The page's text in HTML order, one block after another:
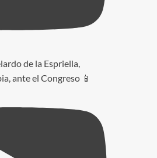
de la Espriella,
ante el Congreso 📱